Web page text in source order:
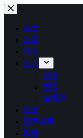
跳
首頁
商業
科技
投資
台股
美股
區塊鏈
經濟
國際新聞
軟體